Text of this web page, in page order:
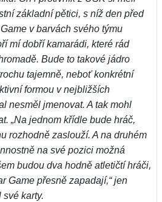
základní pětici, s níž den před
v barvách svého týmu
mí dobří kamarádi, které rád
Bude to takové jádro
tajemně, neboť konkrétní
formou v nejbližších
nesměl jmenovat. A tak mohl
„Na jednom křídle bude hráč,
rozhodně zaslouží. A na druhém
na své pozici možná
budou dva hodně atletičtí hráči,
Game přesně zapadají,“ jen
karty.